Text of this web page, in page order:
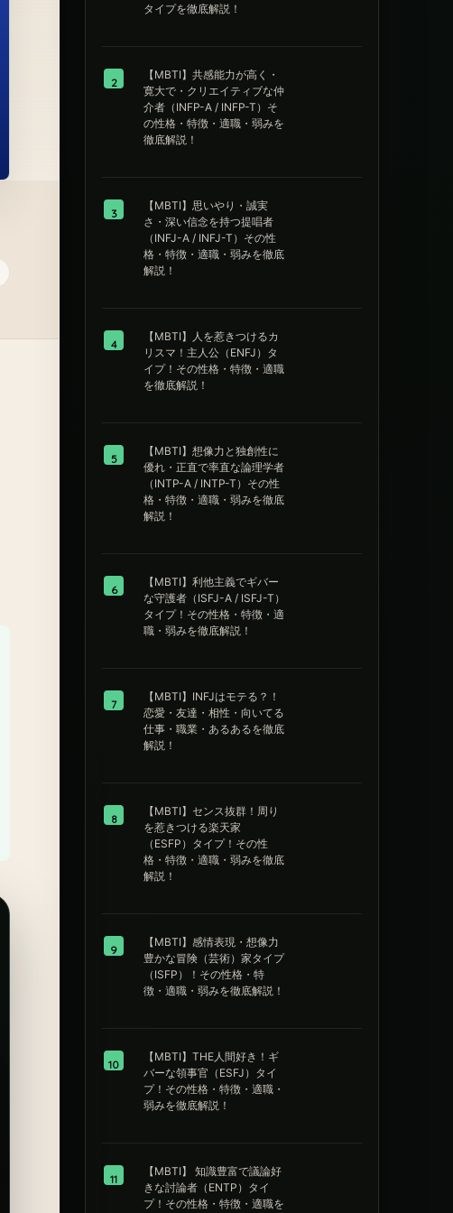
タイプを徹底解説！
2
【MBTI】共感能力が高く・
寛大で・クリエイティブな仲
介者（INFP-A / INFP-T）そ
の性格・特徴・適職・弱みを
徹底解説！
3
【MBTI】思いやり・誠実
さ・深い信念を持つ提唱者
（INFJ-A / INFJ-T）その性
格・特徴・適職・弱みを徹底
解説！
4
【MBTI】人を惹きつけるカ
リスマ！主人公（ENFJ）タ
イプ！その性格・特徴・適職
を徹底解説！
5
【MBTI】想像力と独創性に
優れ・正直で率直な論理学者
（INTP-A / INTP-T）その性
格・特徴・適職・弱みを徹底
解説！
6
【MBTI】利他主義でギバー
な守護者（ISFJ-A / ISFJ-T）
タイプ！その性格・特徴・適
職・弱みを徹底解説！
7
【MBTI】INFJはモテる？！
恋愛・友達・相性・向いてる
仕事・職業・あるあるを徹底
解説！
8
【MBTI】センス抜群！周り
を惹きつける楽天家
（ESFP）タイプ！その性
格・特徴・適職・弱みを徹底
解説！
9
【MBTI】感情表現・想像力
豊かな冒険（芸術）家タイプ
（ISFP）！その性格・特
徴・適職・弱みを徹底解説！
10
【MBTI】THE人間好き！ギ
バーな領事官（ESFJ）タイ
プ！その性格・特徴・適職・
弱みを徹底解説！
11
【MBTI】 知識豊富で議論好
きな討論者（ENTP）タイ
プ！その性格・特徴・適職を